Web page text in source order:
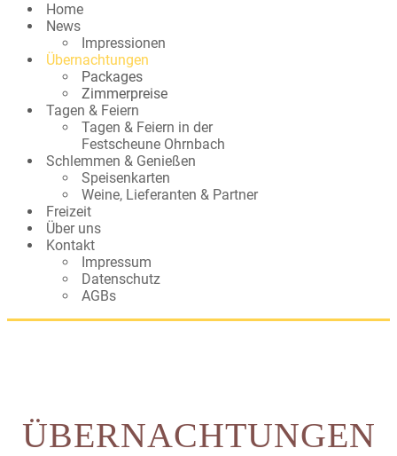
Home
News
Impressionen
Übernachtungen
Packages
Zimmerpreise
Tagen & Feiern
Tagen & Feiern in der
Festscheune Ohrnbach
Schlemmen & Genießen
Speisenkarten
Weine, Lieferanten & Partner
Freizeit
Über uns
Kontakt
Impressum
Datenschutz
AGBs
ÜBERNACHTUNGEN